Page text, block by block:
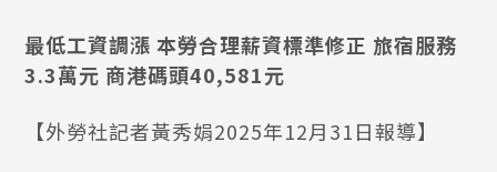
最低工資調漲 本勞合理薪資標準修正 旅宿服務
3.3萬元 商港碼頭40,581元
【外勞社記者黃秀娟2025年12月31日報導】